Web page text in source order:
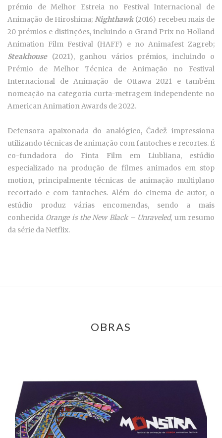
prémio de Melhor Estreia no Festival Internacional de
Animação de Hiroshima;Nighthawk (2016) recebeu mais de
20 prémios e distinções, incluindo o Grand Prix no Holland
Animation Film Festival (HAFF) e no Animafest Zagreb;
Steakhouse(2021), ganhou vários prémios, incluindo o
Prémio de Melhor Técnica de Animação no Festival
Internacional de Animação de Ottawa 2021 e também
nomeação na categoria curta-metragem independente no
American Animation Awards de 2022.
Defensora apaixonada do analógico, Čadež impressiona
utilizando técnicas de animação com fantoches e recortes. É
co-fundadora do Finta Film em Liubliana, estúdio
especializado na produção de filmes animados em stop
motion, principalmente técnicas de animação multiplano
recortado e com fantoches. Além do cinema de autor, o
estúdio produz várias encomendas, sendo a mais
conhecida Orange is the New Black – Unraveled, um resumo
da série da Netflix.
OBRAS